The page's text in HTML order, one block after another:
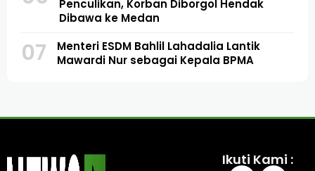
Penculikan, Korban Diborgol Hendak
Dibawa ke Medan
07
Menteri ESDM Bahlil Lahadalia Lantik
Mawardi Nur sebagai Kepala BPMA
Ikuti Kami :